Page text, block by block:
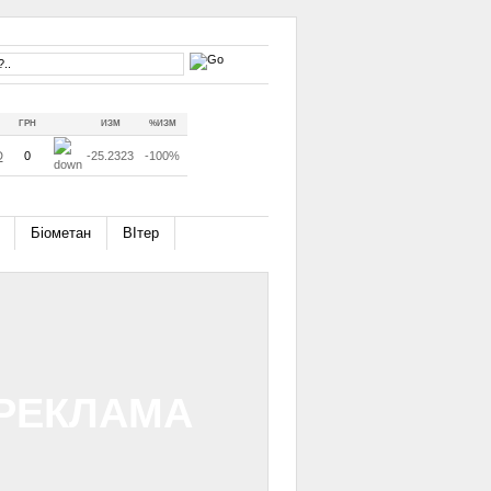
ГРН ИЗМ %ИЗМ
0 -25.2323 -100%
Біометан ВІтер